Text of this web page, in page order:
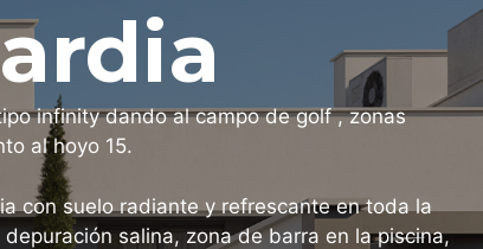
infinity dando al campo de golf , zonas
al hoyo 15.
con suelo radiante y refrescante en toda la
salina, zona de barra en la piscina,